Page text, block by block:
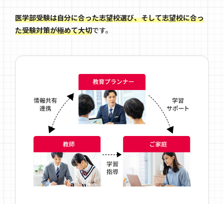
医学部受験は自分に合った志望校選び、そして志望校に合っ
た受験対策が極めて大切です。